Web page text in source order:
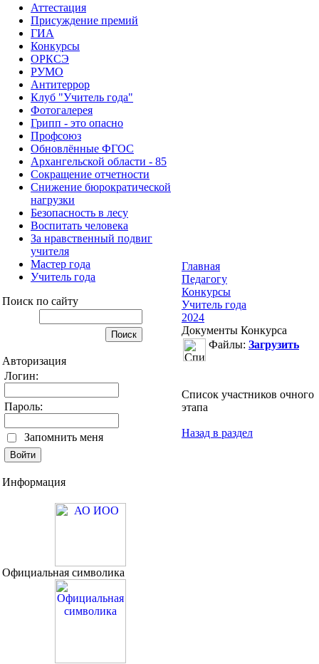
Аттестация
Присуждение премий
ГИА
Конкурсы
ОРКСЭ
РУМО
Антитеррор
Клуб "Учитель года"
Фотогалерея
Грипп - это опасно
Профсоюз
Обновлённые ФГОС
Архангельской области - 85
Сокращение отчетности
Снижение бюрократической
нагрузки
Безопасность в лесу
Воспитать человека
За нравственный подвиг
учителя
Мастер года
Учитель года
Поиск по сайту
Авторизация
Логин:
Пароль:
Запомнить меня
Информация
Официальная символика
Главная
Педагогу
Конкурсы
Учитель года
2024
Документы Конкурса
Файлы: Загрузить
Список участников очного
этапа
Назад в раздел